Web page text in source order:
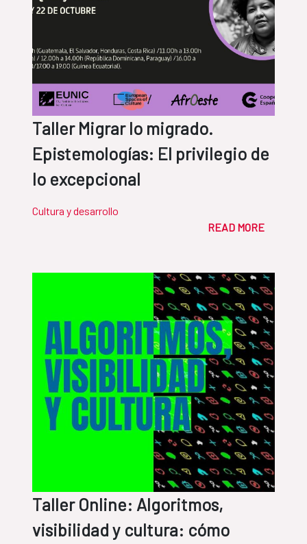
Taller Migrar lo migrado.
Epistemologías: El privilegio de
lo excepcional
Cultura y desarrollo
READ MORE
Taller Online: Algoritmos,
visibilidad y cultura: cómo